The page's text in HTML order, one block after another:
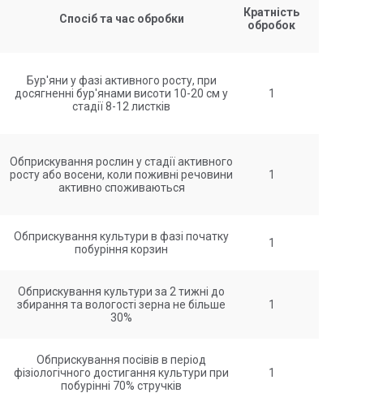
Спосіб та час обробки
Кратність
обробок
Бур'яни у фазі активного росту, при
досягненні бур'янами висоти 10-20 см у
стадії 8-12 листків
1
Обприскування рослин у стадії активного
росту або восени, коли поживні речовини
активно споживаються
1
Обприскування культури в фазі початку
побуріння корзин
1
Обприскування культури за 2 тижні до
збирання та вологості зерна не більше
30%
1
Обприскування посівів в період
фізіологічного достигання культури при
побурінні 70% стручків
1